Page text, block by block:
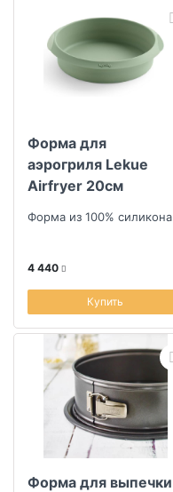
Форма для
аэрогриля Lekue
Airfryer 20см
Форма из 100% силикона
4 440
Купить
Форма для выпечки